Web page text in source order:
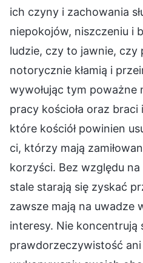
ich czyny i zachowania
niepokojów, niszczeniu i
ludzie, czy to jawnie, czy
notorycznie kłamią i
wywołując tym poważne
pracy kościoła oraz
które kościół powinien
ci, którzy mają
korzyści. Bez względu
stale starają się zyskać
zawsze mają na uwadze
interesy. Nie koncentrują
prawdorzeczywistość